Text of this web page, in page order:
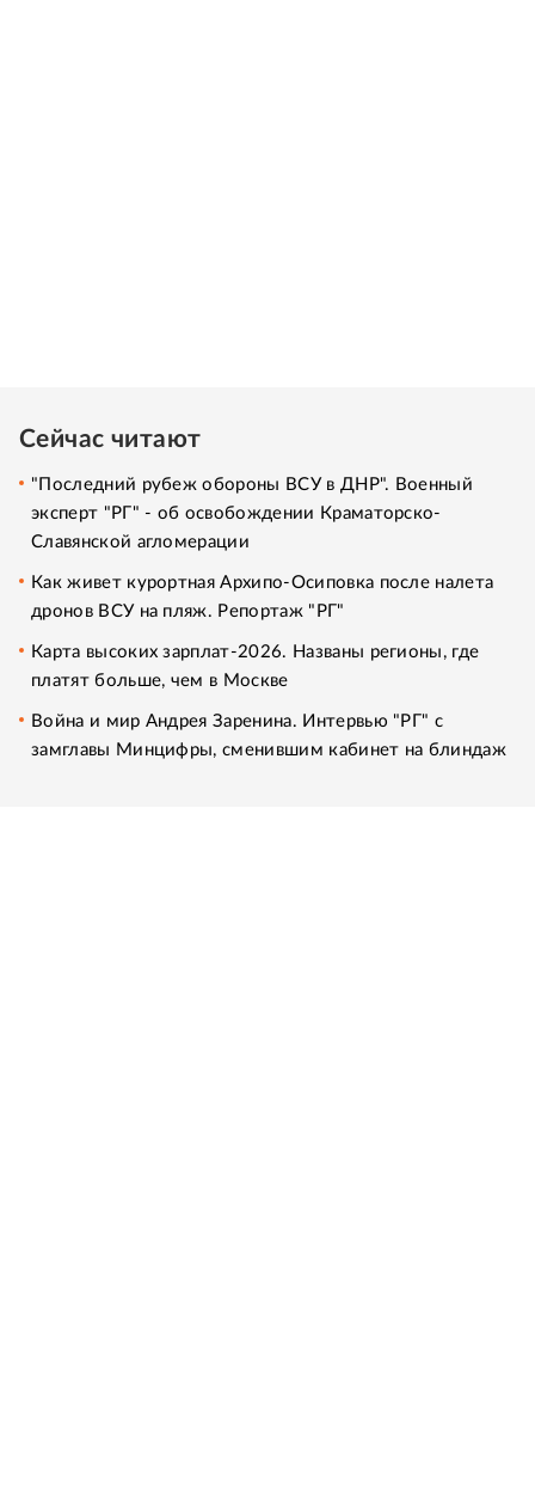
Сейчас читают
"Последний рубеж обороны ВСУ в ДНР". Военный
эксперт "РГ" - об освобождении Краматорско-
Славянской агломерации
Как живет курортная Архипо-Осиповка после налета
дронов ВСУ на пляж. Репортаж "РГ"
Карта высоких зарплат-2026. Названы регионы, где
платят больше, чем в Москве
Война и мир Андрея Заренина. Интервью "РГ" с
замглавы Минцифры, сменившим кабинет на блиндаж